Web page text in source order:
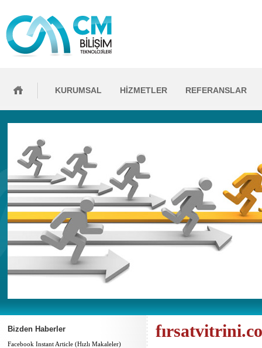
KURUMSAL HİZMETLER REFERANSLAR
Bizden Haberler
Facebook Instant Article (Hızlı Makaleler)